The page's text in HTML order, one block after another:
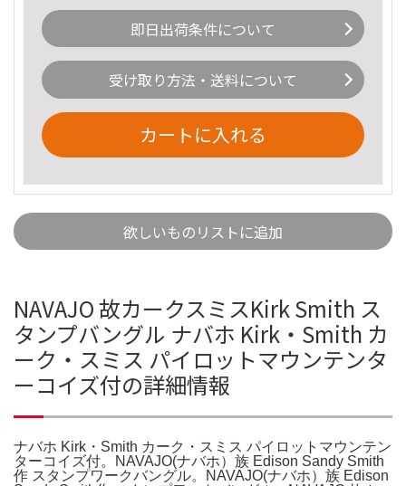
即日出荷条件について
受け取り方法・送料について
カートに入れる
欲しいものリストに追加
NAVAJO 故カークスミスKirk Smith ス
タンプバングル ナバホ Kirk・Smith カ
ーク・スミス パイロットマウンテンタ
ーコイズ付の詳細情報
ナバホ Kirk・Smith カーク・スミス パイロットマウンテン
ターコイズ付。NAVAJO(ナバホ）族 Edison Sandy Smith
作 スタンプワークバングル。NAVAJO(ナバホ）族 Edison